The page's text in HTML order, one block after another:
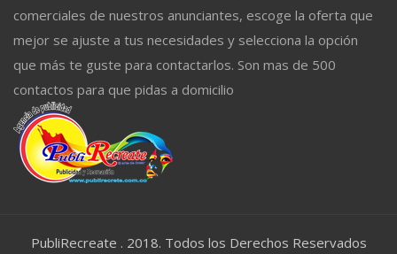
comerciales de nuestros anunciantes, escoge la oferta que
mejor se ajuste a tus necesidades y selecciona la opción
que más te guste para contactarlos. Son mas de 500
contactos para que pidas a domicilio
PubliRecreate . 2018. Todos los Derechos Reservados